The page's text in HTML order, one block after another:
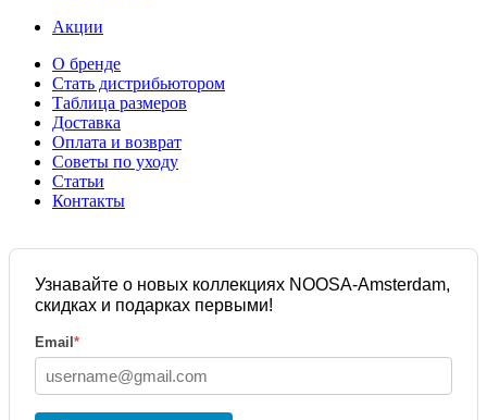
Акции
О бренде
Стать дистрибьютором
Таблица размеров
Доставка
Оплата и возврат
Советы по уходу
Статьи
Контакты
Узнавайте о новых коллекциях NOOSA-Amsterdam,
скидках и подарках первыми!
Email *